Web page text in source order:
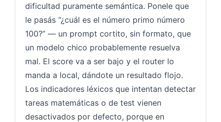
dificultad puramente semántica. Ponele que
le pasás “¿cuál es el número primo número
100?” — un prompt cortito, sin formato, que
un modelo chico probablemente resuelva
mal. El score va a ser bajo y el router lo
manda a local, dándote un resultado flojo.
Los indicadores léxicos que intentan detectar
tareas matemáticas o de test vienen
desactivados por defecto, porque en